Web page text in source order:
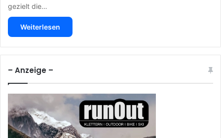
gezielt die…
Weiterlesen
– Anzeige –